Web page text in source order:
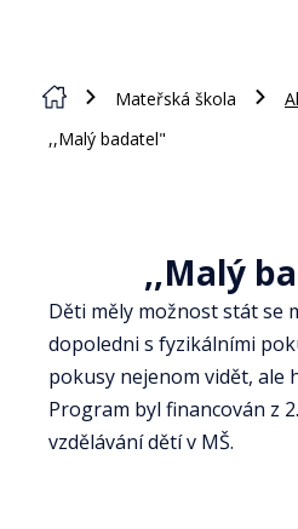
Mateřská škola
,,Malý badatel"
,,Malý
Děti měly možnost stát se
dopoledni s fyzikálními
pokusy nejenom vidět, ale
Program byl financován z
vzdělávání dětí v MŠ.